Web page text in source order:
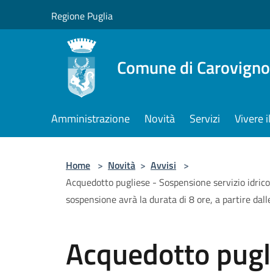
Regione Puglia
Comune di Carovigno
Amministrazione Novità Servizi Vivere
Home > Novità > Avvisi >
Acquedotto pugliese - Sospensione servizio
sospensione avrà la durata di 8 ore, a partire
Acquedotto